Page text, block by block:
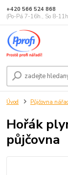
+420 566 524 868
(Po-Pá 7-16h., So 8-
Úvod Půjčovna
Hořák
půjčovna